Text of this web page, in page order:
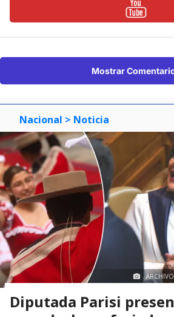
Mostrar
Nacional > Noticia
Diputada Parisi